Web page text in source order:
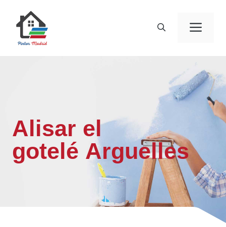
contenido
Alisar el
gotelé Arguelles